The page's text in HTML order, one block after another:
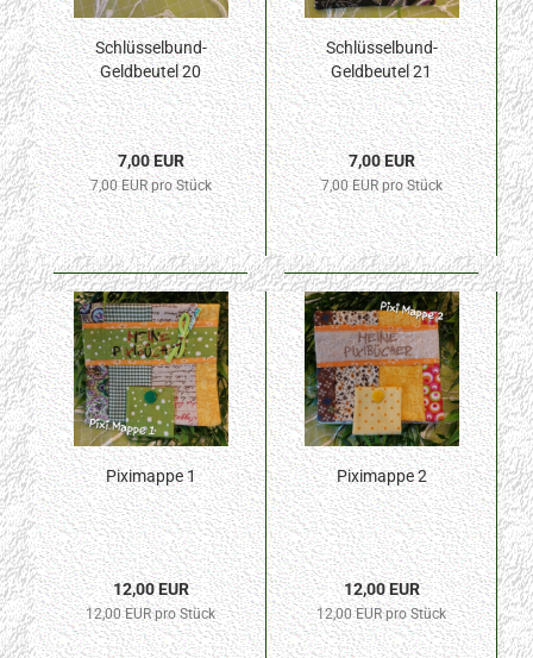
Schlüsselbund-
Geldbeutel 20
7,00 EUR
7,00 EUR pro Stück
Schlüsselbund-
Geldbeutel 21
7,00 EUR
7,00 EUR pro Stück
Piximappe 1
12,00 EUR
12,00 EUR pro Stück
Piximappe 2
12,00 EUR
12,00 EUR pro Stück